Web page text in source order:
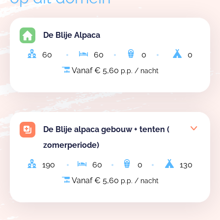
Onze plek is bewust eenvoudig en warm.
Zacht voor jongeren. Zacht voor de natuur.
We werken met
Afval sorteren in zeven duidelijke fracties.
Eten en producten uit de korte keten.
Een bloemenweide voor bijen en biodiversiteit.
Nestkastjes en uilenbakken voor leven rond ons heen.
Je verblijft hier niet naast de boerderij.
Lokeren ligt om de hoek.
De Blije Alpaca
60 60 0
0
Vanaf € 5,60 p.p. / nacht
De Blije alpaca gebouw + tenten (
zomerperiode)
190 60 0
130
Vanaf € 5,60 p.p. / nacht